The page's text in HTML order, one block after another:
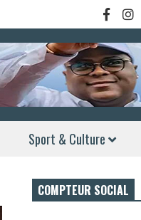
Sport & Culture
COMPTEUR SOCIAL